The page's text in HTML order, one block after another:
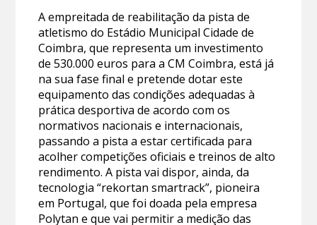
A empreitada de reabilitação da pista de
atletismo do Estádio Municipal Cidade de
Coimbra, que representa um investimento
de 530.000 euros para a CM Coimbra, está já
na sua fase final e pretende dotar este
equipamento das condições adequadas à
prática desportiva de acordo com os
normativos nacionais e internacionais,
passando a pista a estar certificada para
acolher competições oficiais e treinos de alto
rendimento. A pista vai dispor, ainda, da
tecnologia “rekortan smartrack”, pioneira
em Portugal, que foi doada pela empresa
Polytan e que vai permitir a medição das